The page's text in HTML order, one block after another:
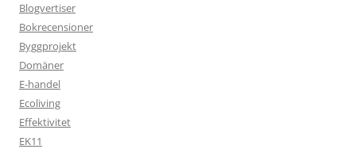
Blogvertiser
Bokrecensioner
Byggprojekt
Domäner
E-handel
Ecoliving
Effektivitet
EK11